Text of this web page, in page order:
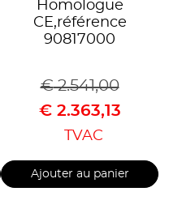
Homologue
CE,référence
90817000
€2.541,00
€2.363,13
TVAC
Ajouter au panier